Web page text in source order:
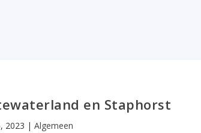
en Staphorst
2023 |Algemeen